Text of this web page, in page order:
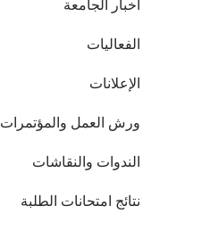
أخبار الجامعة
الفعاليات
الإعلانات
ورش العمل والمؤتمرات
الندوات والنقاشات
نتائج امتحانات الطلبة